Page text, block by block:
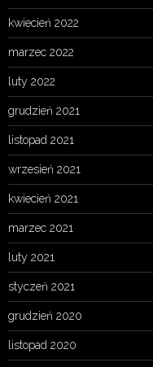
kwiecień 2022
marzec 2022
luty 2022
grudzień 2021
listopad 2021
wrzesień 2021
kwiecień 2021
marzec 2021
luty 2021
styczeń 2021
grudzień 2020
listopad 2020